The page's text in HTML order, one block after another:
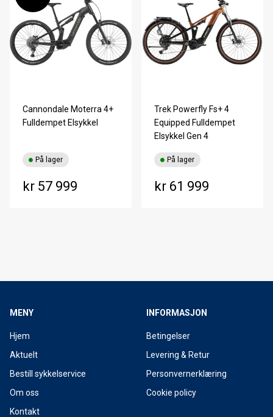
Cannondale Moterra 4+
Fulldempet Elsykkel
kr 57 999
På lager
Trek Powerfly Fs+ 4
Equipped Fulldempet
Elsykkel Gen 4
kr 61 999
På lager
MENY
Hjem
Aktuelt
Bestill sykkelservice
Om oss
Kontakt
INFORMASJON
Betingelser
Levering & Retur
Personvernerklæring
Cookie policy